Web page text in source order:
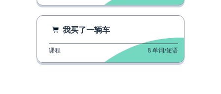
我买了一辆车
课程 8单词/短语